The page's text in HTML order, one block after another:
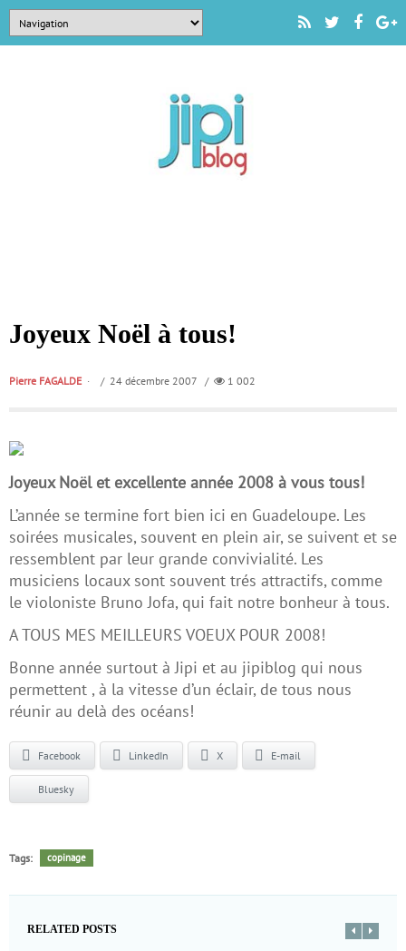
Joyeux Noël à tous!
Pierre FAGALDE / 24 décembre 2007 / 1 002
Joyeux Noël et excellente année 2008 à vous tous!
L’année se termine fort bien ici en Guadeloupe. Les
soirées musicales, souvent en plein air, se suivent et se
ressemblent par leur grande convivialité. Les
musiciens locaux sont souvent trés attractifs, comme
le violoniste Bruno Jofa, qui fait notre bonheur à tous.
A TOUS MES MEILLEURS VOEUX POUR 2008!
Bonne année surtout à Jipi et au jipiblog qui nous
permettent , à la vitesse d’un éclair, de tous nous
réunir au delà des océans!
Facebook LinkedIn X E-mail
Bluesky
Tags: copinage
RELATED POSTS